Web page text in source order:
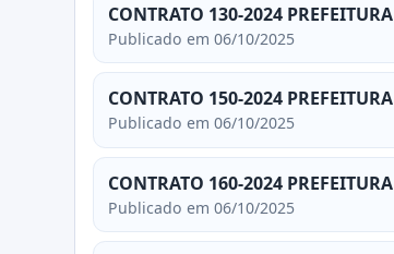
CONTRATO 130-2024 PREFEITURA
Publicado em 06/10/2025
CONTRATO 150-2024 PREFEITURA
Publicado em 06/10/2025
CONTRATO 160-2024 PREFEITURA
Publicado em 06/10/2025